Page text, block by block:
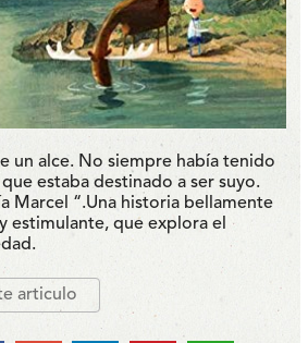
un alce. No siempre había tenido
estaba destinado a ser suyo.
Marcel “.Una historia bellamente
estimulante, que explora el
articulo